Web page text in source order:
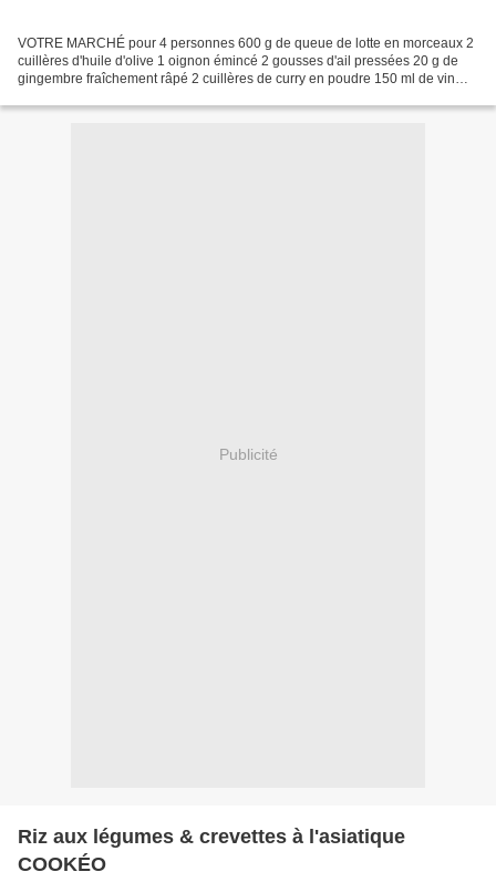
VOTRE MARCHÉ pour 4 personnes 600 g de queue de lotte en morceaux 2
cuillères d'huile d'olive 1 oignon émincé 2 gousses d'ail pressées 20 g de
gingembre fraîchement râpé 2 cuillères de curry en poudre 150 ml de vin
Publicité
Riz aux légumes & crevettes à l'asiatique
COOKÉO